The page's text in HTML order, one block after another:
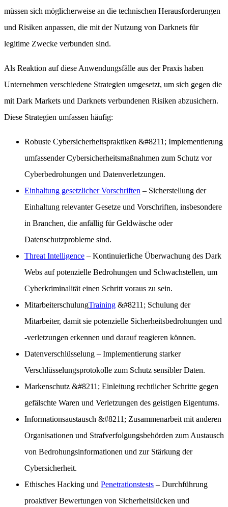
müssen sich möglicherweise an die technischen Herausforderungen
und Risiken anpassen, die mit der Nutzung von Darknets für
legitime Zwecke verbunden sind.
Als Reaktion auf diese Anwendungsfälle aus der Praxis haben
Unternehmen verschiedene Strategien umgesetzt, um sich gegen die
mit Dark Markets und Darknets verbundenen Risiken abzusichern.
Diese Strategien umfassen häufig:
Robuste Cybersicherheitspraktiken &#8211; Implementierung
umfassender Cybersicherheitsmaßnahmen zum Schutz vor
Cyberbedrohungen und Datenverletzungen.
Einhaltung gesetzlicher Vorschriften – Sicherstellung der
Einhaltung relevanter Gesetze und Vorschriften, insbesondere
in Branchen, die anfällig für Geldwäsche oder
Datenschutzprobleme sind.
Threat Intelligence – Kontinuierliche Überwachung des Dark
Webs auf potenzielle Bedrohungen und Schwachstellen, um
Cyberkriminalität einen Schritt voraus zu sein.
MitarbeiterschulungTraining &#8211; Schulung der
Mitarbeiter, damit sie potenzielle Sicherheitsbedrohungen und
-verletzungen erkennen und darauf reagieren können.
Datenverschlüsselung – Implementierung starker
Verschlüsselungsprotokolle zum Schutz sensibler Daten.
Markenschutz &#8211; Einleitung rechtlicher Schritte gegen
gefälschte Waren und Verletzungen des geistigen Eigentums.
Informationsaustausch &#8211; Zusammenarbeit mit anderen
Organisationen und Strafverfolgungsbehörden zum Austausch
von Bedrohungsinformationen und zur Stärkung der
Cybersicherheit.
Ethisches Hacking und Penetrationstests – Durchführung
proaktiver Bewertungen von Sicherheitslücken und